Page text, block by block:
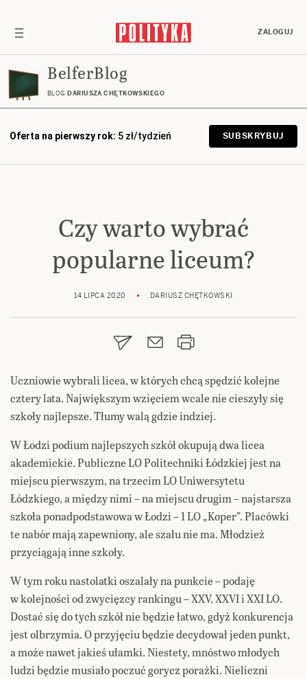
ZALOGUJ
BelferBlog
BLOG DARIUSZA CHĘTKOWSKIEGO
Oferta na pierwszy rok: 5 zł/tydzień SUBSKRYBUJ
Czy warto wybrać
popularne liceum?
14 LIPCA 2020 DARIUSZ CHĘTKOWSKI
Uczniowie wybrali licea, w których chcą spędzić kolejne
cztery lata. Największym wzięciem wcale nie cieszyły się
szkoły najlepsze. Tłumy walą gdzie indziej.
W Łodzi podium najlepszych szkół okupują dwa licea
akademickie. Publiczne LO Politechniki Łódzkiej jest na
miejscu pierwszym, na trzecim LO Uniwersytetu
Łódzkiego, a między nimi – na miejscu drugim – najstarsza
szkoła ponadpodstawowa w Łodzi – 1 LO „Koper”. Placówki
te nabór mają zapewniony, ale szału nie ma. Młodzież
przyciągają inne szkoły.
W tym roku nastolatki oszalały na punkcie – podaję
w kolejności od zwycięzcy rankingu – XXV, XXVI i XXI LO.
Dostać się do tych szkół nie będzie łatwo, gdyż konkurencja
jest olbrzymia. O przyjęciu będzie decydował jeden punkt,
a może nawet jakieś ułamki. Niestety, mnóstwo młodych
ludzi będzie musiało poczuć gorycz porażki. Nieliczni